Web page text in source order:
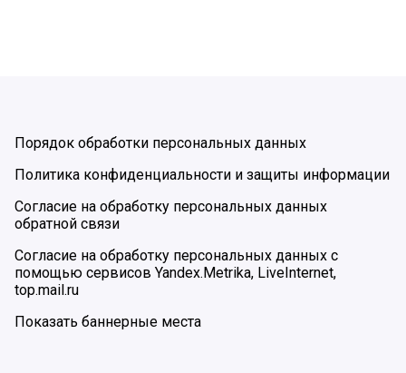
Порядок обработки персональных данных
Политика конфиденциальности и защиты информации
Согласие на обработку персональных данных
обратной связи
Согласие на обработку персональных данных с
помощью сервисов Yandex.Metrika, LiveInternet,
top.mail.ru
Показать баннерные места